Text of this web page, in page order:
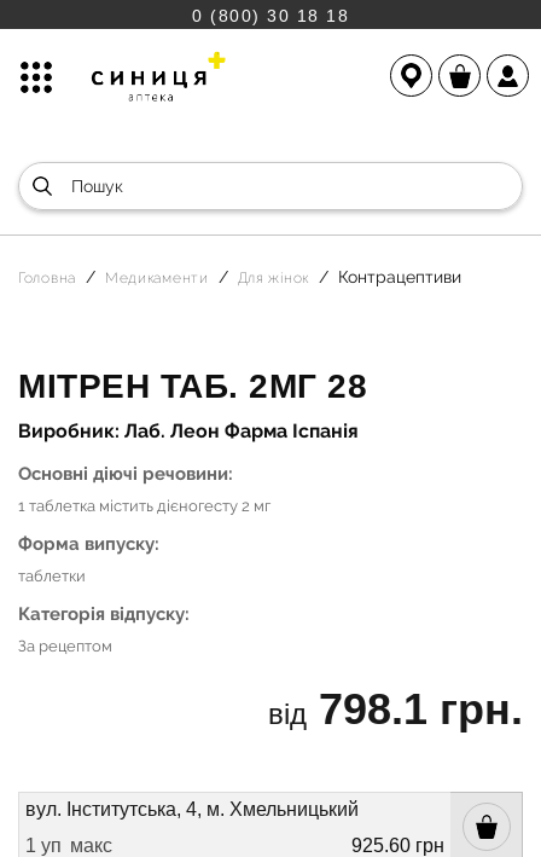
0 (800) 30 18 18
Головна Медикаменти Для жінок Контрацептиви
МІТРЕН ТАБ. 2МГ 28
Виробник: Лаб. Леон Фарма Іспанія
Основні діючі речовини:
1 таблетка містить дієногесту 2 мг
Форма випуску:
таблетки
Категорія відпуску:
За рецептом
від 798.1 грн.
вул. Інститутська, 4, м. Хмельницький
1 уп макс
925.60 грн